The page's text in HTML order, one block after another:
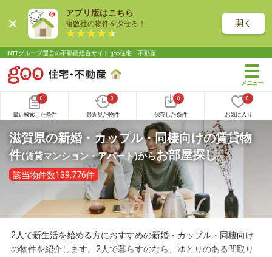
アプリ版はこちら
複数社の物件を探せる！ 開く
NTTグループ運営の不動産総合サイト goo住宅・不動産
0
最近検索した条件
0
最近見た物件
0
保存した条件
0
お気に入り
滋賀県の新婚・カップル・同棲向けの賃貸物
件(賃貸マンション・アパート)からお部屋探し
該当物件数139,776件
2人で新生活を始める方におすすめの新婚・カップル・同棲向け
の物件を紹介します。2人で暮らすのなら、ゆとりのある間取り